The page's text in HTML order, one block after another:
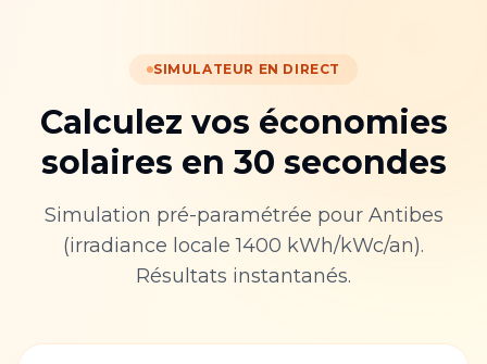
SIMULATEUR EN DIRECT
Calculez vos économies
solaires en 30 secondes
Simulation pré-paramétrée pour Antibes
(irradiance locale1400 kWh/kWc/an).
Résultats instantanés.